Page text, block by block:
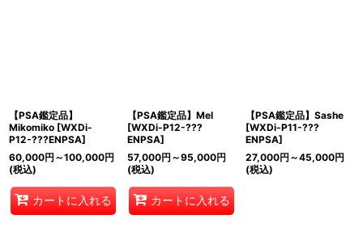
【PSA鑑定品】
Mikomiko [WXDi-
P12-???ENPSA]
60,000円 ～100,000円
(税込)
カートに入れる
【PSA鑑定品】Mel
[WXDi-P12-???
ENPSA]
57,000円 ～95,000円
(税込)
カートに入れる
【PSA鑑定品】Sashe
[WXDi-P11-???
ENPSA]
27,000円 ～45,000円
(税込)